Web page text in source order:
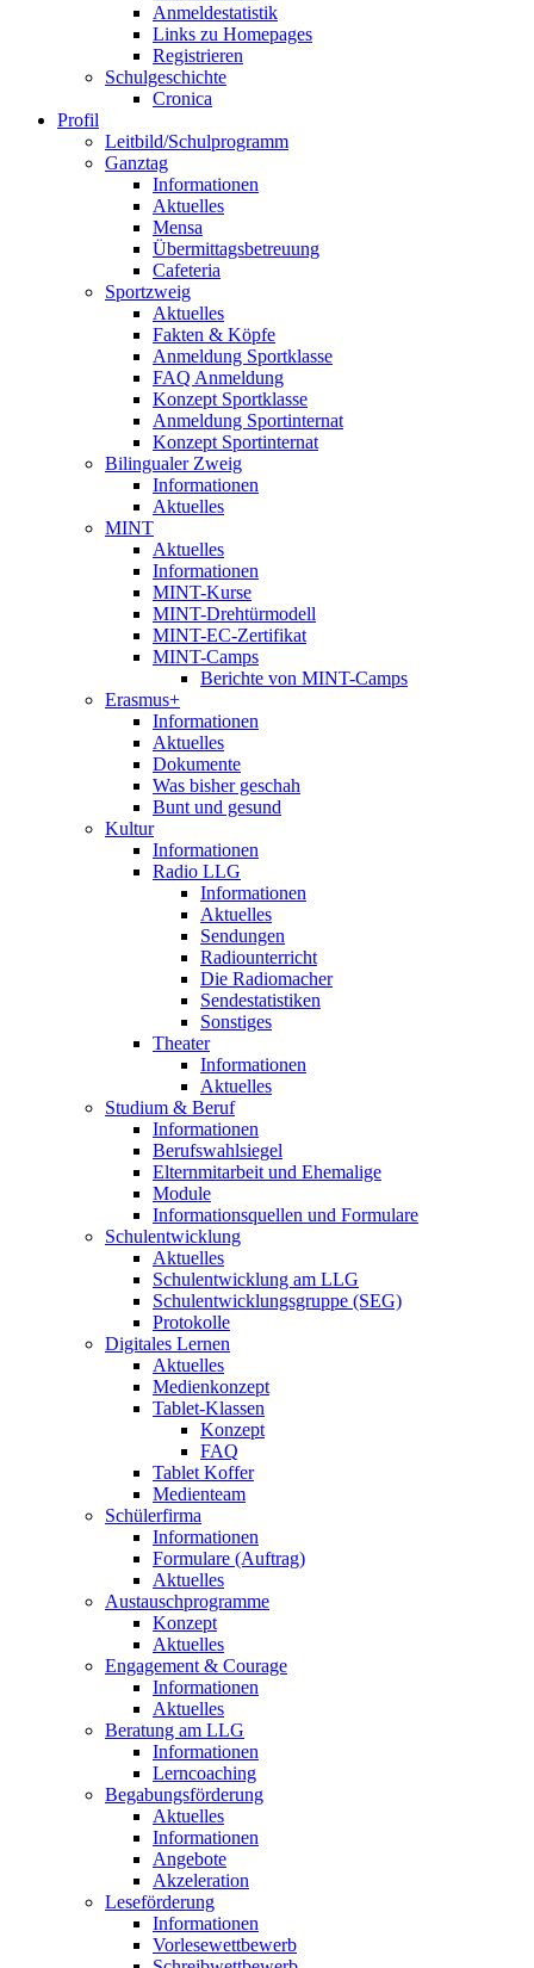
Anmeldestatistik
Links zu Homepages
Registrieren
Schulgeschichte
Cronica
Profil
Leitbild/Schulprogramm
Ganztag
Informationen
Aktuelles
Mensa
Übermittagsbetreuung
Cafeteria
Sportzweig
Aktuelles
Fakten & Köpfe
Anmeldung Sportklasse
FAQ Anmeldung
Konzept Sportklasse
Anmeldung Sportinternat
Konzept Sportinternat
Bilingualer Zweig
Informationen
Aktuelles
MINT
Aktuelles
Informationen
MINT-Kurse
MINT-Drehtürmodell
MINT-EC-Zertifikat
MINT-Camps
Berichte von MINT-Camps
Erasmus+
Informationen
Aktuelles
Dokumente
Was bisher geschah
Bunt und gesund
Kultur
Informationen
Radio LLG
Informationen
Aktuelles
Sendungen
Radiounterricht
Die Radiomacher
Sendestatistiken
Sonstiges
Theater
Informationen
Aktuelles
Studium & Beruf
Informationen
Berufswahlsiegel
Elternmitarbeit und Ehemalige
Module
Informationsquellen und Formulare
Schulentwicklung
Aktuelles
Schulentwicklung am LLG
Schulentwicklungsgruppe (SEG)
Protokolle
Digitales Lernen
Aktuelles
Medienkonzept
Tablet-Klassen
Konzept
FAQ
Tablet Koffer
Medienteam
Schülerfirma
Informationen
Formulare (Auftrag)
Aktuelles
Austauschprogramme
Konzept
Aktuelles
Engagement & Courage
Informationen
Aktuelles
Beratung am LLG
Informationen
Lerncoaching
Begabungsförderung
Aktuelles
Informationen
Angebote
Akzeleration
Leseförderung
Informationen
Vorlesewettbewerb